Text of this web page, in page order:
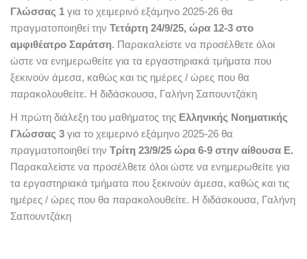
Γλώσσας 1 για το χειμερινό εξάμηνο 2025-26 θα
πραγματοποιηθεί την Τετάρτη 24/9/25, ώρα 12-3 στο
αμφιθέατρο Σαράτση. Παρακαλείστε να προσέλθετε όλοι
ώστε να ενημερωθείτε για τα εργαστηριακά τμήματα που
ξεκινούν άμεσα, καθώς και τις ημέρες / ώρες που θα
παρακολουθείτε. Η διδάσκουσα, Γαλήνη Σαπουντζάκη
Η πρώτη διάλεξη του μαθήματος της Ελληνικής Νοηματικής
Γλώσσας 3 για το χειμερινό εξάμηνο 2025-26 θα
πραγματοποιηθεί την Τρίτη 23/9/25 ώρα 6-9 στην αίθουσα Ε.
Παρακαλείστε να προσέλθετε όλοι ώστε να ενημερωθείτε για
τα εργαστηριακά τμήματα που ξεκινούν άμεσα, καθώς και τις
ημέρες / ώρες που θα παρακολουθείτε. Η διδάσκουσα, Γαλήνη
Σαπουντζάκη